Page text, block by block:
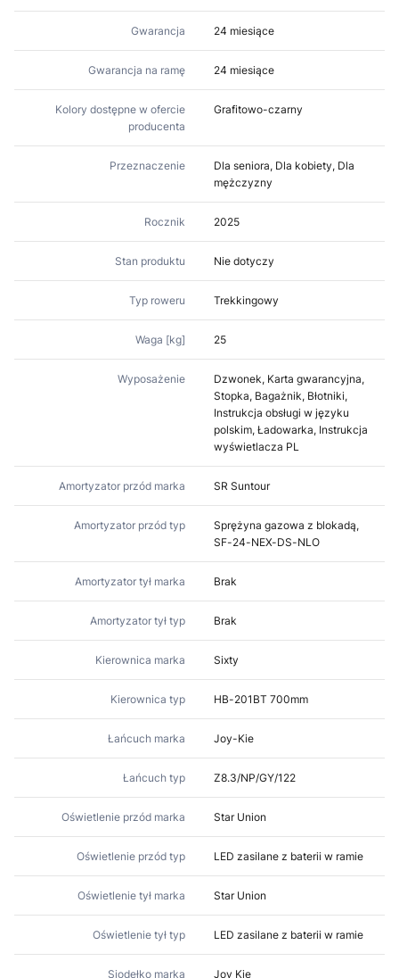
Gwarancja 24 miesiące
Gwarancja na ramę 24 miesiące
Kolory dostępne w ofercie
producenta
Grafitowo-czarny
Przeznaczenie
Dla seniora, Dla kobiety, Dla
mężczyzny
Rocznik 2025
Stan produktu Nie dotyczy
Typ roweru Trekkingowy
Waga [kg] 25
Wyposażenie
Dzwonek, Karta gwarancyjna,
Stopka, Bagażnik, Błotniki,
Instrukcja obsługi w języku
polskim, Ładowarka, Instrukcja
wyświetlacza PL
Amortyzator przód marka SR Suntour
Amortyzator przód typ
Sprężyna gazowa z blokadą,
SF-24-NEX-DS-NLO
Amortyzator tył marka Brak
Amortyzator tył typ Brak
Kierownica marka Sixty
Kierownica typ HB-201BT 700mm
Łańcuch marka Joy-Kie
Łańcuch typ Z8.3/NP/GY/122
Oświetlenie przód marka Star Union
Oświetlenie przód typ LED zasilane z baterii w ramie
Oświetlenie tył marka Star Union
Oświetlenie tył typ LED zasilane z baterii w ramie
Siodełko marka Joy Kie